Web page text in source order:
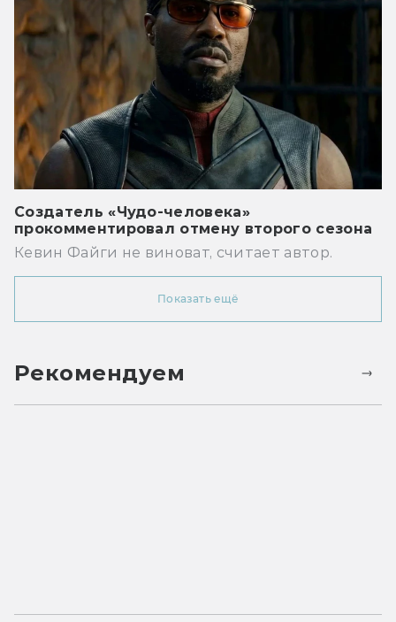
Создатель «Чудо-человека»
прокомментировал отмену второго сезона
Кевин Файги не виноват, считает автор.
Показать ещё
Рекомендуем